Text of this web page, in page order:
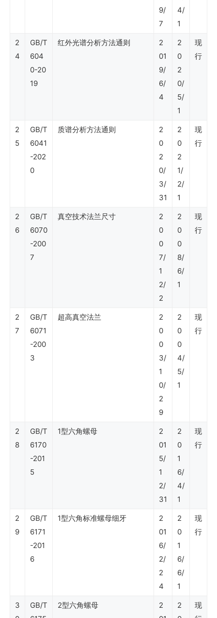
（信
9/
7
4/
1
2
4
GB/T
604
0-20
19
红外光谱分析方法通则
2
01
9/
6/
4
2
0
2
0/
5/
1
现
行
2
5
GB/T
6041
-202
0
质谱分析方法通则
2
0
2
0/
3/
31
2
0
2
1/
2/
1
现
行
2
6
GB/T
6070
-200
7
真空技术法兰尺寸
2
0
0
7/
1
2/
2
2
0
0
8/
6/
1
现
行
2
7
GB/T
6071
-200
3
超高真空法兰
2
0
0
3/
1
0/
2
9
2
0
0
4/
5/
1
现
行
2
8
GB/T
6170
-201
5
1型六角螺母
2
01
5/
1
2/
31
2
0
1
6/
4/
1
现
行
2
9
GB/T
6171
-201
6
1型六角标准螺母细牙
2
01
6/
2/
2
4
2
0
1
6/
6/
1
现
行
3
GB/T
2型六角螺母
2
2
现